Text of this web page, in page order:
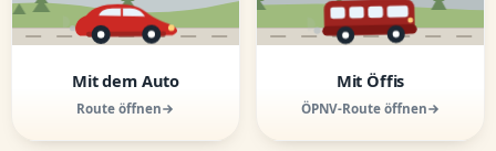
Mit dem Auto
Route öffnen
Mit Öffis
ÖPNV-Route öffnen